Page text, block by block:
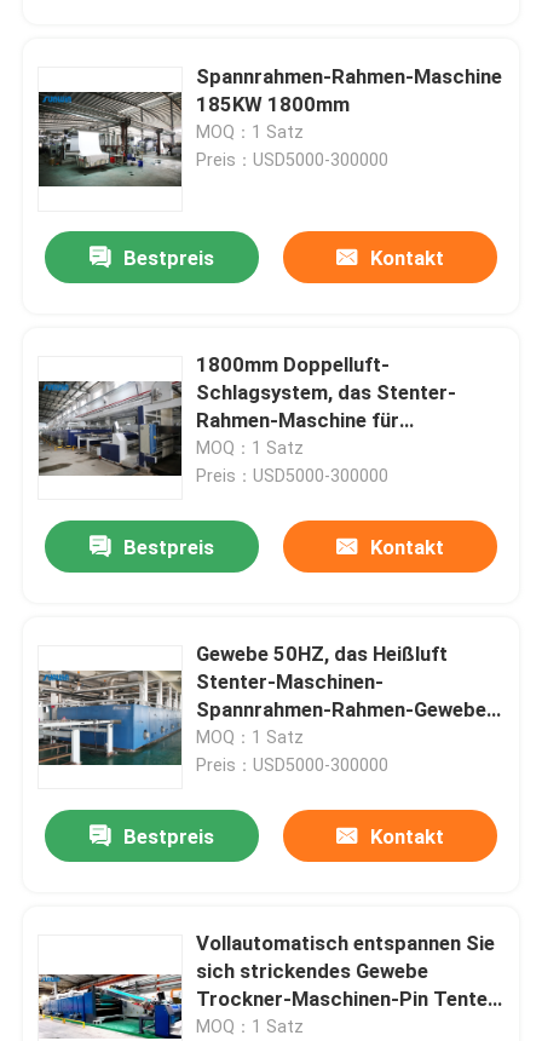
Spannrahmen-Rahmen-Maschine
185KW 1800mm
MOQ：1 Satz
Preis：USD5000-300000
Bestpreis Kontakt
1800mm Doppelluft-
Schlagsystem, das Stenter-
Rahmen-Maschine für
Baumwollgewebe beendet
MOQ：1 Satz
Preis：USD5000-300000
Bestpreis Kontakt
Gewebe 50HZ, das Heißluft
Stenter-Maschinen-
Spannrahmen-Rahmen-Gewebe-
Beschichtungs-Maschine
beschichtet
MOQ：1 Satz
Preis：USD5000-300000
Bestpreis Kontakt
Vollautomatisch entspannen Sie
sich strickendes Gewebe
Trockner-Maschinen-Pin Tenter
Frame Preshrinkage Fors
MOQ：1 Satz